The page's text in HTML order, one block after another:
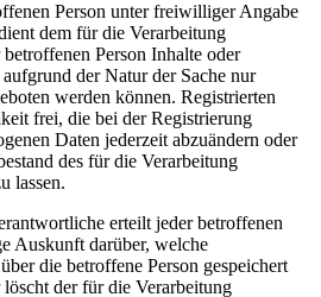
Person unter freiwilliger Angabe
dem für die Verarbeitung
Person Inhalte oder
der Natur der Sache nur
werden können. Registrierten
frei, die bei der Registrierung
Daten jederzeit abzuändern oder
des für die Verarbeitung
lassen.
erteilt jeder betroffenen
Auskunft darüber, welche
die betroffene Person gespeichert
der für die Verarbeitung